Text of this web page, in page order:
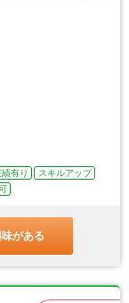
有り
スキルアップ
がある